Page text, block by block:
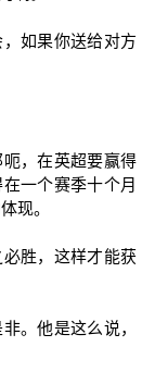
如果你送给对方
，在英超要赢得
一个赛季十个月
现。
胜，这样才能获
。他是这么说，